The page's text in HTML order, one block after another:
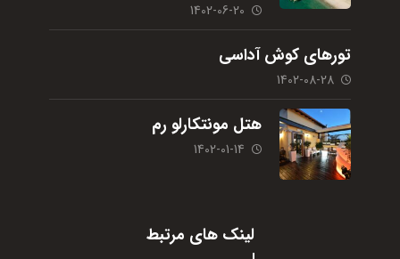
1402-06-20
تورهای کوش آداسی
1402-08-28
هتل مونتکارلو رم
1402-01-14
لینک های مرتبط